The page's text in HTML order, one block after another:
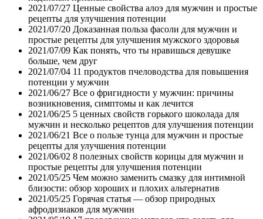
2021/07/27 Ценные свойства алоэ для мужчин и простые
рецепты для улучшения потенции
2021/07/20 Доказанная польза фасоли для мужчин и
простые рецепты для улучшения мужского здоровья
2021/07/09 Как понять, что ты нравишься девушке
больше, чем друг
2021/07/04 11 продуктов пчеловодства для повышения
потенции у мужчин
2021/06/27 Все о фригидности у мужчин: причины
возникновения, симптомы и как лечится
2021/06/25 5 ценных свойств горького шоколада для
мужчин и несколько рецептов для улучшения потенции
2021/06/21 Все о пользе тунца для мужчин и простые
рецепты для улучшения потенции
2021/06/02 8 полезных свойств корицы для мужчин и
простые рецепты для улучшения потенции
2021/05/25 Чем можно заменить смазку для интимной
близости: обзор хороших и плохих альтернатив
2021/05/25 Горячая статья — обзор природных
афродизиаков для мужчин